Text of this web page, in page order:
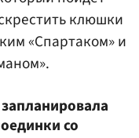
клюшки
«Спартаком»и
со